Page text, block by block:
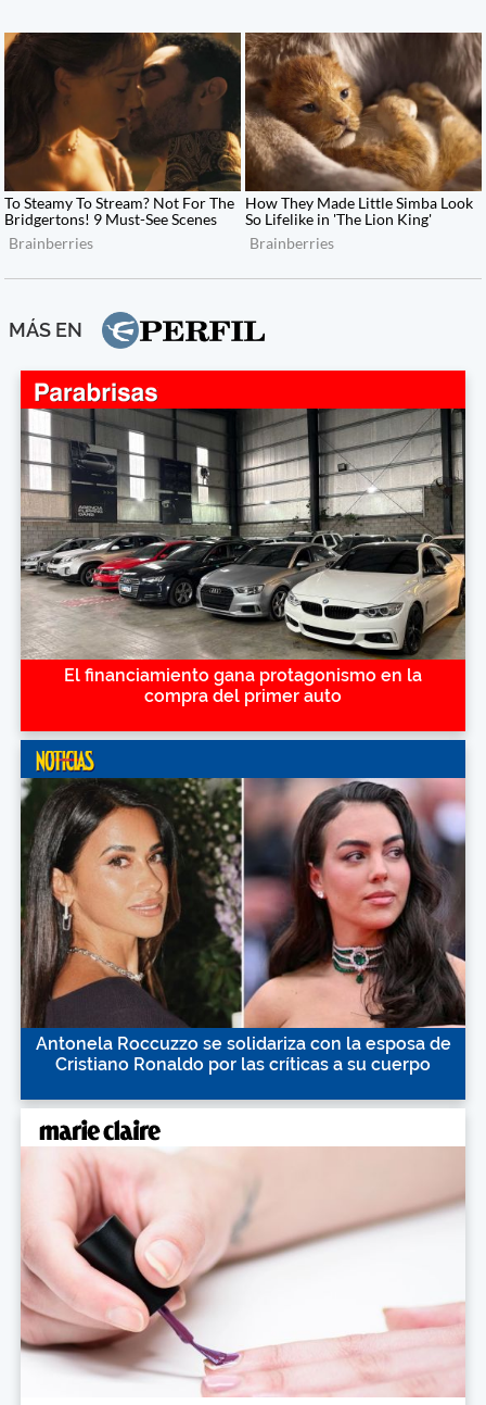
MÁS EN
El financiamiento gana protagonismo en la
compra del primer auto
Antonela Roccuzzo se solidariza con la esposa de
Cristiano Ronaldo por las críticas a su cuerpo